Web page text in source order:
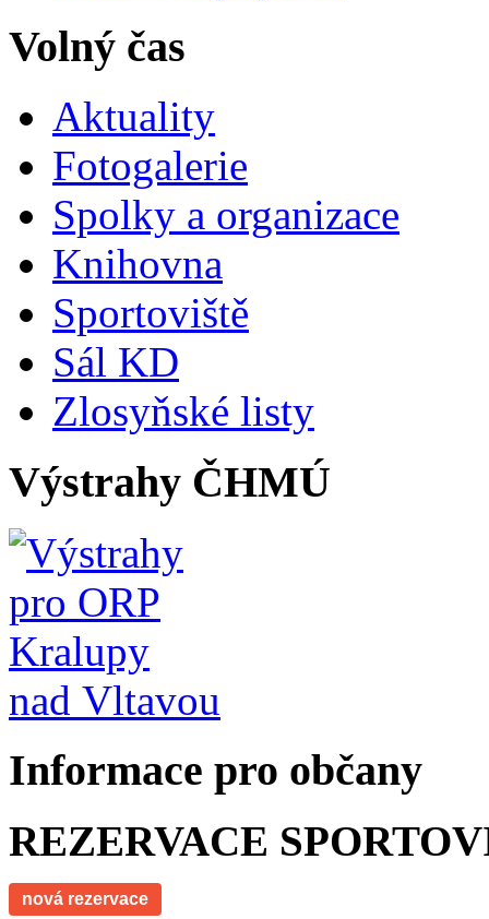
Volný čas
Aktuality
Fotogalerie
Spolky a organizace
Knihovna
Sportoviště
Sál KD
Zlosyňské listy
Výstrahy ČHMÚ
Informace pro občany
REZERVACE
nová rezervace